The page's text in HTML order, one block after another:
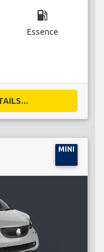
local_gas_station
Essence
MINI